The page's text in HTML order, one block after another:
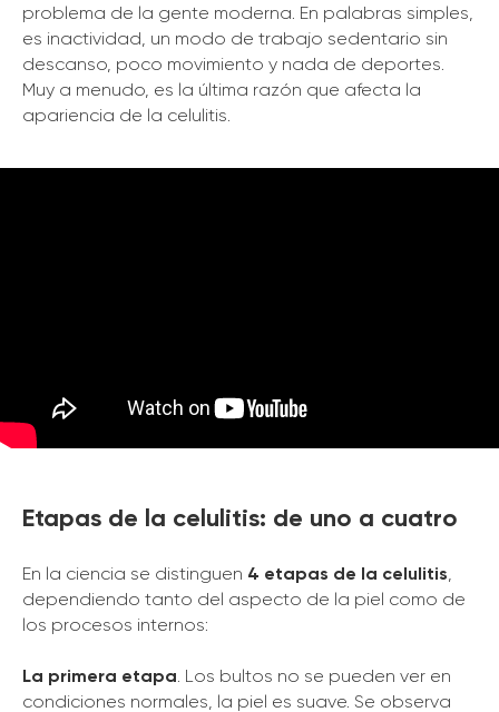
problema de la gente moderna. En palabras simples,
es inactividad, un modo de trabajo sedentario sin
descanso, poco movimiento y nada de deportes.
Muy a menudo, es la última razón que afecta la
apariencia de la celulitis.
Etapas de la celulitis: de uno a cuatro
En la ciencia se distinguen 4 etapas de la celulitis
dependiendo tanto del aspecto de la piel como de
los procesos internos:
La primera etapa . Los bultos no se pueden ver en
condiciones normales, la piel es suave. Se observa